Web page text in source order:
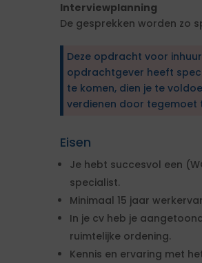
Interviewplanning
De gesprekken worden zo
Deze opdracht voor
opdrachtgever heeft
te komen, dien je te
verdienen door tegemoet
Eisen
Je hebt succesvol een
specialist.
Minimaal 15 jaar
In je cv heb je
ruimtelijke ordening.
Kennis en ervaring met